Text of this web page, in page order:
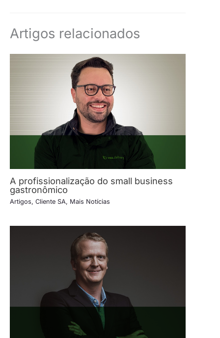
Artigos relacionados
A profissionalização do small business
gastronômico
Artigos, Cliente SA, Mais Notícias